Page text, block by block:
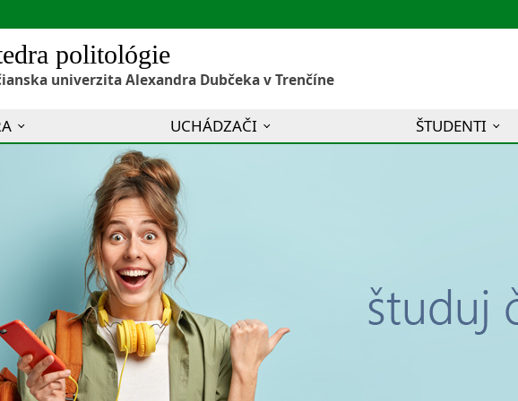
politológie
univerzita Alexandra Dubčeka v Trenčíne
UCHÁDZAČI ŠTUDENTI